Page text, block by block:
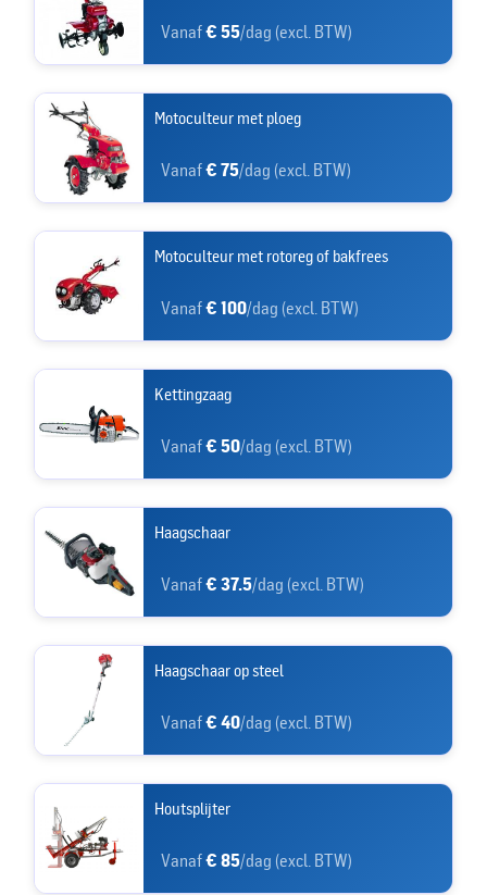
Vanaf€ 55/dag (excl. BTW)
Motoculteur met ploeg
Vanaf€ 75/dag (excl. BTW)
Motoculteur met rotoreg of bakfrees
Vanaf€ 100/dag (excl. BTW)
Kettingzaag
Vanaf€ 50/dag (excl. BTW)
Haagschaar
Vanaf€ 37.5/dag (excl. BTW)
Haagschaar op steel
Vanaf€ 40/dag (excl. BTW)
Houtsplijter
Vanaf€ 85/dag (excl. BTW)